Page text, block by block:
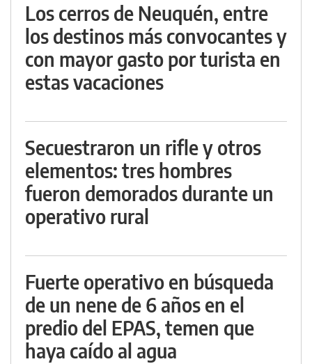
Los cerros de Neuquén, entre
los destinos más convocantes y
con mayor gasto por turista en
estas vacaciones
Secuestraron un rifle y otros
elementos: tres hombres
fueron demorados durante un
operativo rural
Fuerte operativo en búsqueda
de un nene de 6 años en el
predio del EPAS, temen que
haya caído al agua